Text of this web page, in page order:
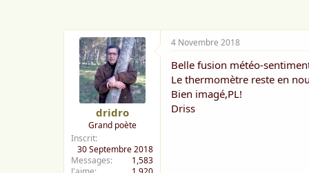
dridro
Grand poète
Inscrit
30 Septembre 2018
Messages
1,583
4 Novembre 2018
Belle fusion météo-
Le thermomètre reste en
Bien imagé,PL!
Driss